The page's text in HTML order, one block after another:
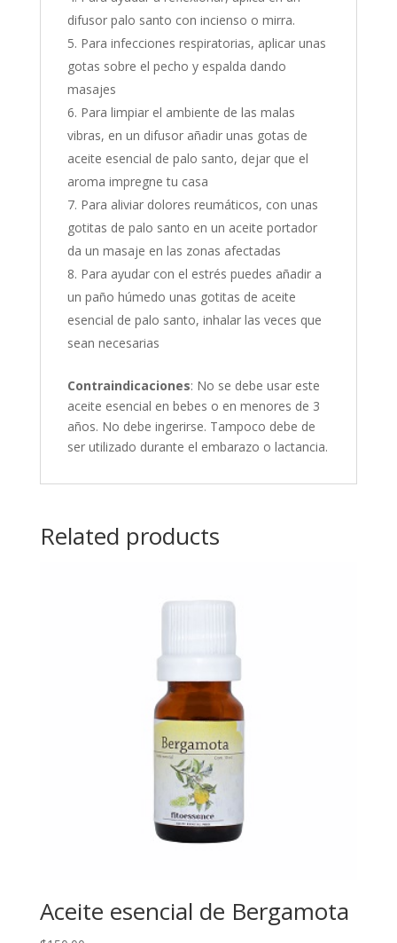
difusor palo santo con incienso o mirra.
Para infecciones respiratorias, aplicar unas
gotas sobre el pecho y espalda dando
masajes
Para limpiar el ambiente de las malas
vibras, en un difusor añadir unas gotas de
aceite esencial de palo santo, dejar que el
aroma impregne tu casa
Para aliviar dolores reumáticos, con unas
gotitas de palo santo en un aceite portador
da un masaje en las zonas afectadas
Para ayudar con el estrés puedes añadir a
un paño húmedo unas gotitas de aceite
esencial de palo santo, inhalar las veces que
sean necesarias
Contraindicaciones: No se debe usar este
aceite esencial en bebes o en menores de 3
años. No debe ingerirse. Tampoco debe de
ser utilizado durante el embarazo o lactancia.
Related products
Aceite esencial de Bergamota